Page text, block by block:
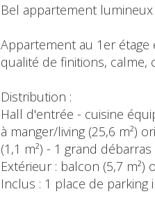
Bel appartement
Appartement au 1er étage
qualité de finitions,
Distribution :
Hall d'entrée - cuisine
à manger/living (25,6 m²)
(1,1 m²) - 1 grand
Extérieur : balcon (5,7 m²)
Inclus : 1 place de parking